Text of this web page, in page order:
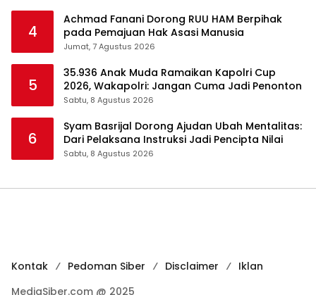
4
Achmad Fanani Dorong RUU HAM Berpihak
pada Pemajuan Hak Asasi Manusia
Jumat, 7 Agustus 2026
5
35.936 Anak Muda Ramaikan Kapolri Cup
2026, Wakapolri: Jangan Cuma Jadi Penonton
Sabtu, 8 Agustus 2026
6
Syam Basrijal Dorong Ajudan Ubah Mentalitas:
Dari Pelaksana Instruksi Jadi Pencipta Nilai
Sabtu, 8 Agustus 2026
Kontak Pedoman Siber Disclaimer
Iklan
MediaSiber.com @ 2025